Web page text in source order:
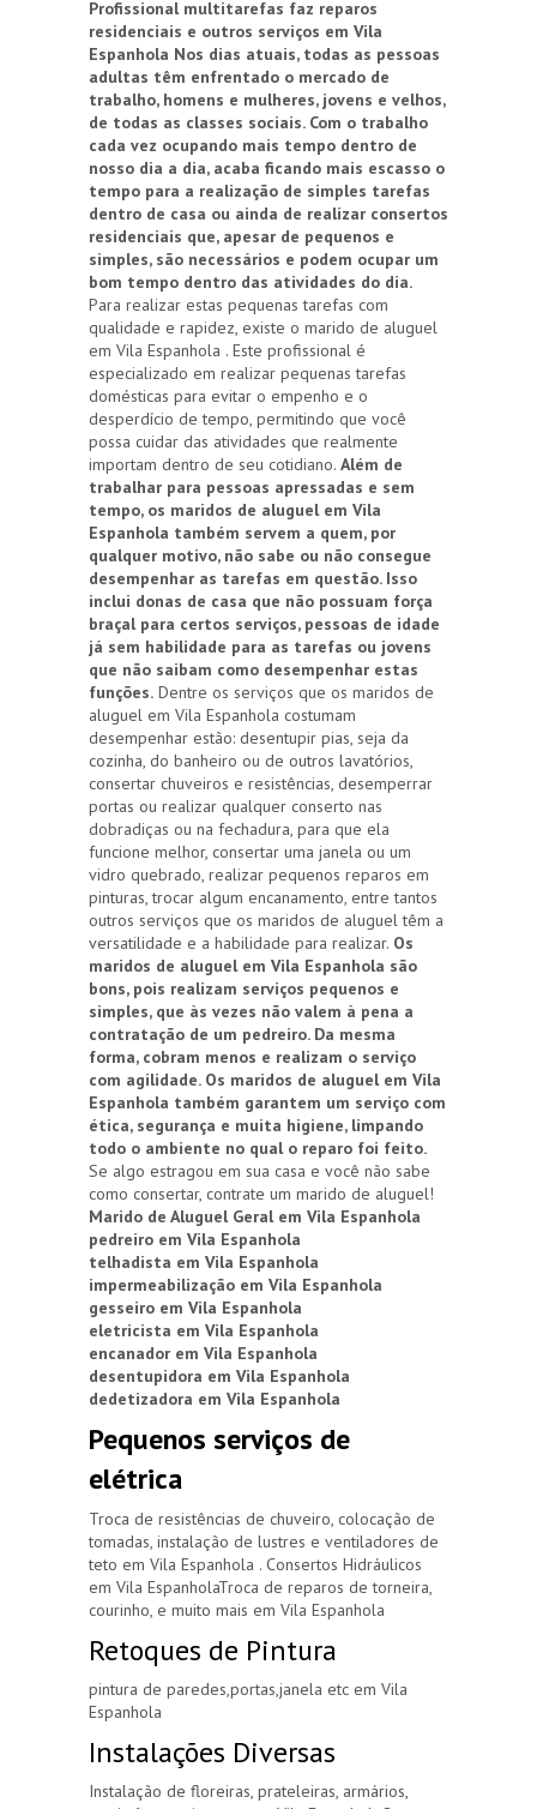
Profissional multitarefas faz reparos
residenciais e outros serviços em Vila
Espanhola Nos dias atuais, todas as pessoas
adultas têm enfrentado o mercado de
trabalho, homens e mulheres, jovens e velhos,
de todas as classes sociais. Com o trabalho
cada vez ocupando mais tempo dentro de
nosso dia a dia, acaba ficando mais escasso o
tempo para a realização de simples tarefas
dentro de casa ou ainda de realizar consertos
residenciais que, apesar de pequenos e
simples, são necessários e podem ocupar um
bom tempo dentro das atividades do dia.
Para realizar estas pequenas tarefas com
qualidade e rapidez, existe o marido de aluguel
em Vila Espanhola . Este profissional é
especializado em realizar pequenas tarefas
domésticas para evitar o empenho e o
desperdício de tempo, permitindo que você
possa cuidar das atividades que realmente
importam dentro de seu cotidiano. Além de
trabalhar para pessoas apressadas e sem
tempo, os maridos de aluguel em Vila
Espanhola também servem a quem, por
qualquer motivo, não sabe ou não consegue
desempenhar as tarefas em questão. Isso
inclui donas de casa que não possuam força
braçal para certos serviços, pessoas de idade
já sem habilidade para as tarefas ou jovens
que não saibam como desempenhar estas
funções. Dentre os serviços que os maridos de
aluguel em Vila Espanhola costumam
desempenhar estão: desentupir pias, seja da
cozinha, do banheiro ou de outros lavatórios,
consertar chuveiros e resistências, desemperrar
portas ou realizar qualquer conserto nas
dobradiças ou na fechadura, para que ela
funcione melhor, consertar uma janela ou um
vidro quebrado, realizar pequenos reparos em
pinturas, trocar algum encanamento, entre tantos
outros serviços que os maridos de aluguel têm a
versatilidade e a habilidade para realizar. Os
maridos de aluguel em Vila Espanhola são
bons, pois realizam serviços pequenos e
simples, que às vezes não valem à pena a
contratação de um pedreiro. Da mesma
forma, cobram menos e realizam o serviço
com agilidade. Os maridos de aluguel em Vila
Espanhola também garantem um serviço com
ética, segurança e muita higiene, limpando
todo o ambiente no qual o reparo foi feito.
Se algo estragou em sua casa e você não sabe
como consertar, contrate um marido de aluguel!
Marido de Aluguel Geral em Vila Espanhola
pedreiro em Vila Espanhola
telhadista em Vila Espanhola
impermeabilização em Vila Espanhola
gesseiro em Vila Espanhola
eletricista em Vila Espanhola
encanador em Vila Espanhola
desentupidora em Vila Espanhola
dedetizadora em Vila Espanhola
Pequenos serviços de
elétrica
Troca de resistências de chuveiro, colocação de
tomadas, instalação de lustres e ventiladores de
teto em Vila Espanhola . Consertos Hidráulicos
em Vila EspanholaTroca de reparos de torneira,
courinho, e muito mais em Vila Espanhola
Retoques de Pintura
pintura de paredes,portas,janela etc em Vila
Espanhola
Instalações Diversas
Instalação de floreiras, prateleiras, armários,